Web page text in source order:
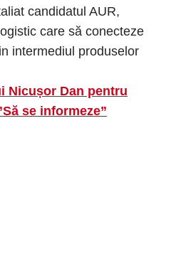
candidatul AUR,
care să conecteze
intermediul produselor
Nicușor Dan pentru
se informeze”